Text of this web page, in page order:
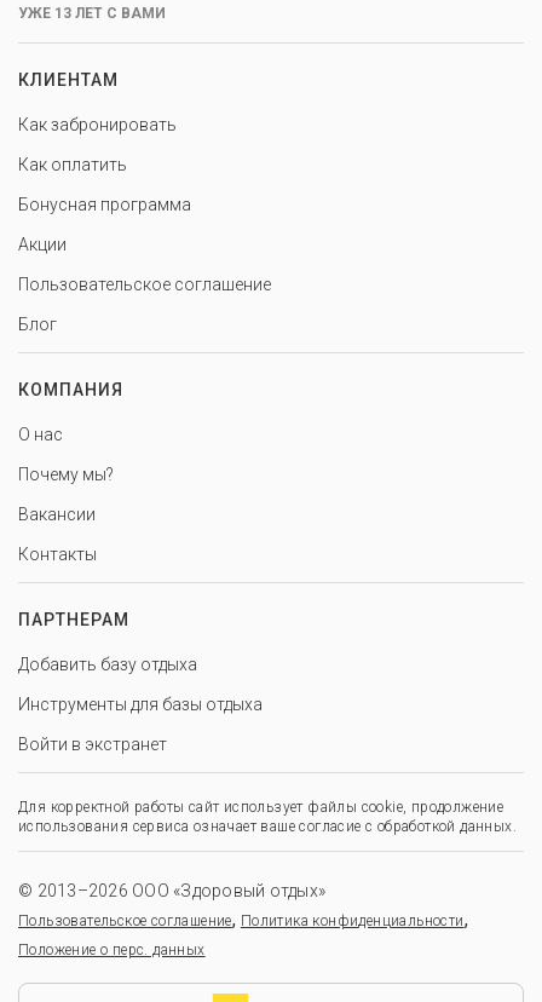
УЖЕ 13 ЛЕТ С ВАМИ
КЛИЕНТАМ
Как забронировать
Как оплатить
Бонусная программа
Акции
Пользовательское соглашение
Блог
КОМПАНИЯ
О нас
Почему мы?
Вакансии
Контакты
ПАРТНЕРАМ
Добавить базу отдыха
Инструменты для базы отдыха
Войти в экстранет
Для корректной работы сайт использует файлы cookie, продолжение
использования сервиса означает ваше согласие с обработкой данных.
© 2013–2026 ООО «Здоровый отдых»
Пользовательское соглашение, Политика конфиденциальности,
Положение о перс. данных